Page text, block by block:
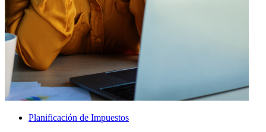
Planificación de Impuestos